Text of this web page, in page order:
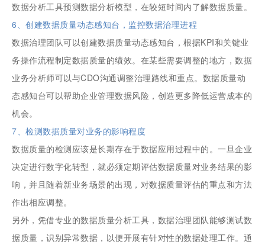
数据分析工具预测数据分析模型，在较短时间内了解数据质量。
6、创建数据质量动态感知台，监控数据治理进程
数据治理团队可以创建数据质量动态感知台，根据KPI和关键业
务操作流程制定数据质量的绩效。在某些需要调整的地方，数据
业务分析师可以与CDO沟通调整治理路线和重点。数据质量动
态感知台可以帮助企业管理数据风险，创造更多降低运营成本的
机会。
7、检测数据质量对业务的影响程度
数据质量的检测应该是长期存在于数据应用过程中的。一旦企业
决定进行数字化转型，就必须定期评估数据质量对业务结果的影
响，并且随着新业务场景的出现，对数据质量评估的重点和方法
作出相应调整。
另外，凭借专业的数据质量分析工具，数据治理团队能够测试数
据质量，识别异常数据，以便开展有针对性的数据处理工作。通